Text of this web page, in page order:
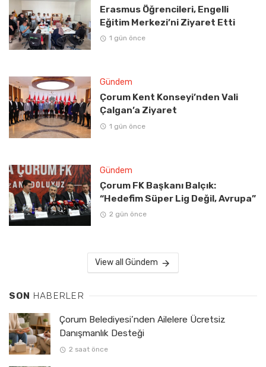
Erasmus Öğrencileri, Engelli
Eğitim Merkezi’ni Ziyaret Etti
1 gün önce
Gündem
Çorum Kent Konseyi’nden Vali
Çalgan’a Ziyaret
1 gün önce
Gündem
Çorum FK Başkanı Balçık:
“Hedefim Süper Lig Değil, Avrupa”
2 gün önce
View all Gündem
SON HABERLER
Çorum Belediyesi’nden Ailelere Ücretsiz
Danışmanlık Desteği
2 saat önce